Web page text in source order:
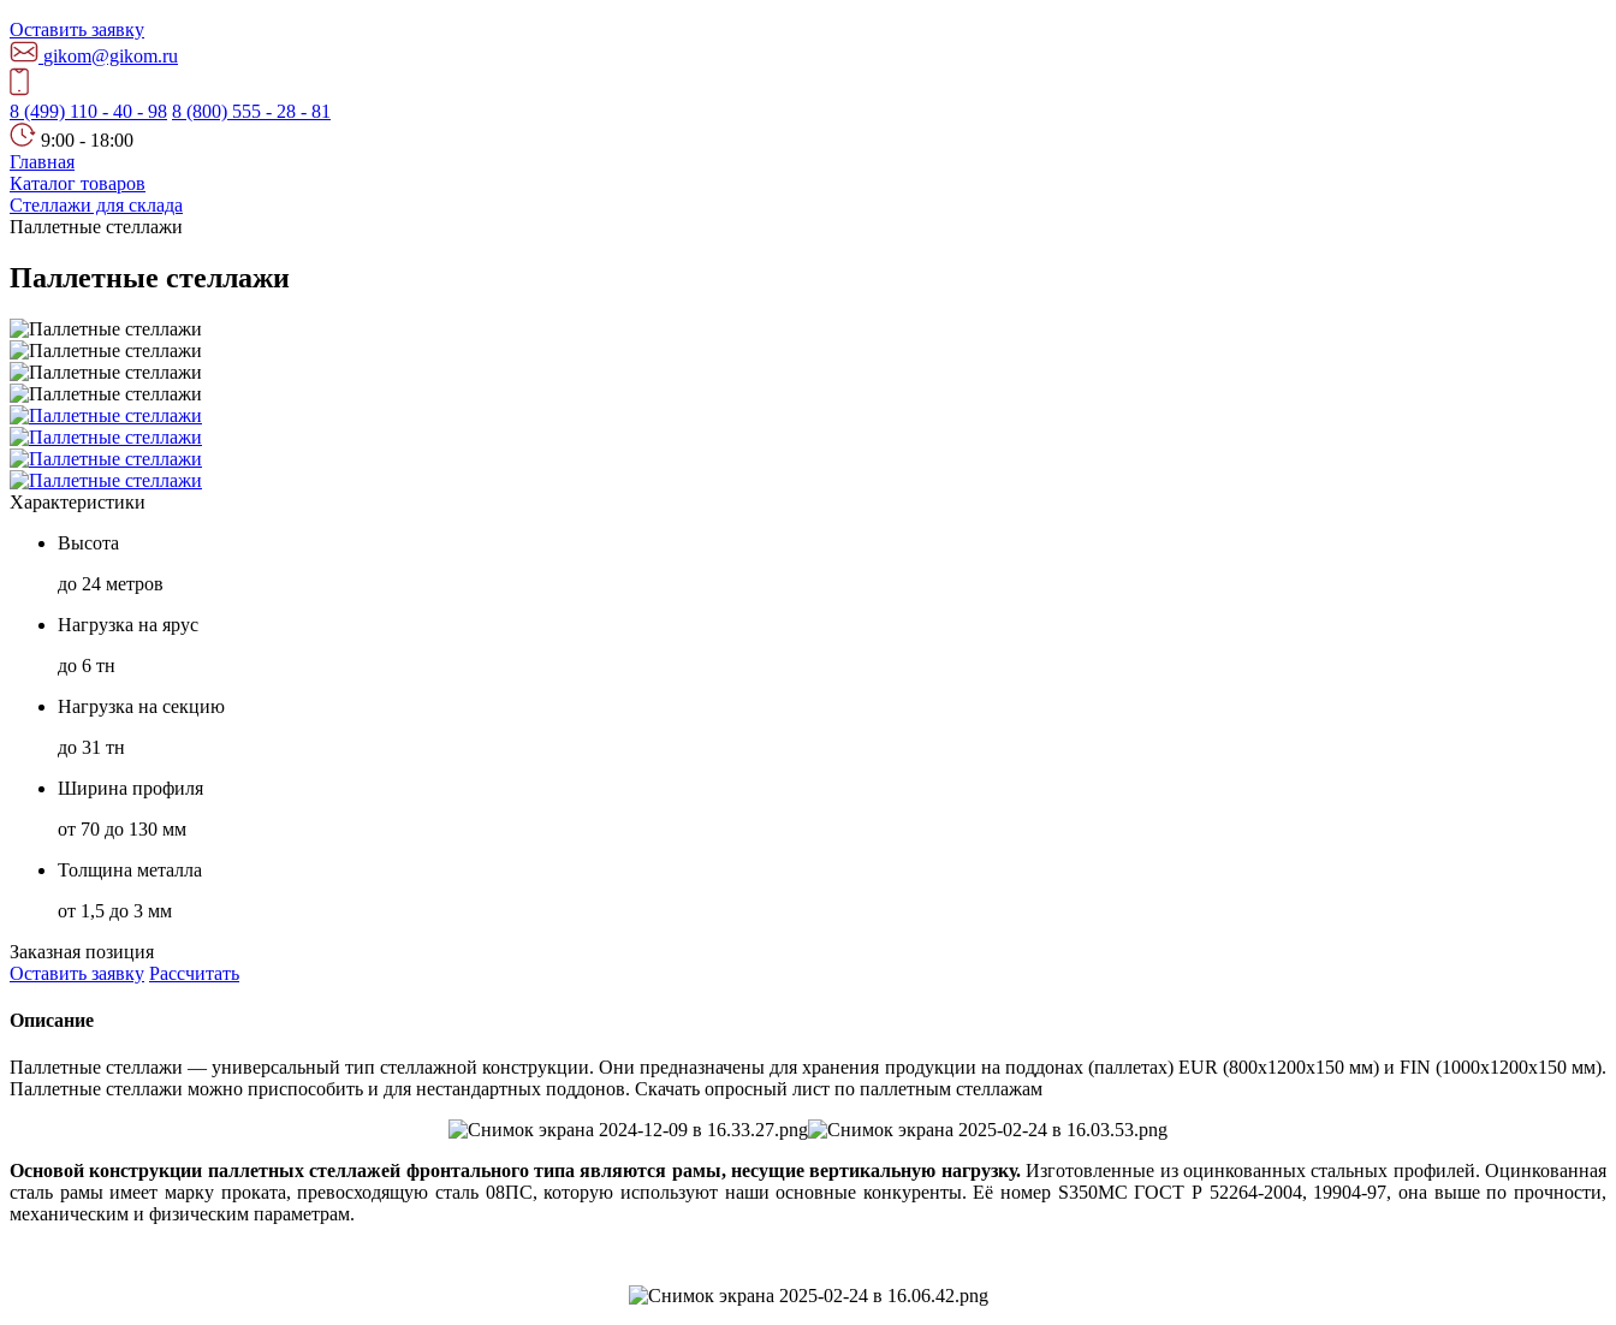
Оставить заявку
gikom@gikom.ru
8 (499) 110 - 40 - 98 8 (800) 555 - 28 - 81
9:00 - 18:00
Главная
Каталог товаров
Стеллажи для склада
Паллетные стеллажи
Паллетные стеллажи
Характеристики
Высота
до 24 метров
Нагрузка на ярус
до 6 тн
Нагрузка на секцию
до 31 тн
Ширина профиля
от 70 до 130 мм
Толщина металла
от 1,5 до 3 мм
Заказная позиция
Оставить заявку Рассчитать
Описание
Паллетные стеллажи ― универсальный тип стеллажной конструкции. Они предназначены для хранения продукции на поддонах (паллетах) EUR (800x1200x150 мм) и FIN (1000x1200x150 мм).
Паллетные стеллажи можно приспособить и для нестандартных поддонов. Скачать опросный лист по паллетным стеллажам
Основой конструкции паллетных стеллажей фронтального типа являются рамы, несущие вертикальную нагрузку.Изготовленные из оцинкованных стальных профилей. Оцинкованная
сталь рамы имеет марку проката, превосходящую сталь 08ПС, которую используют наши основные конкуренты. Её номер S350MC ГОСТ Р 52264-2004, 19904-97, она выше по прочности,
механическим и физическим параметрам.